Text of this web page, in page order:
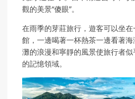
觀的美景“傻眼”。
在雨季的芽莊旅行，遊客可以坐
館，一邊喝著一杯熱茶一邊看著
灘的浪漫和寧靜的風景使旅行者
的記憶領域。